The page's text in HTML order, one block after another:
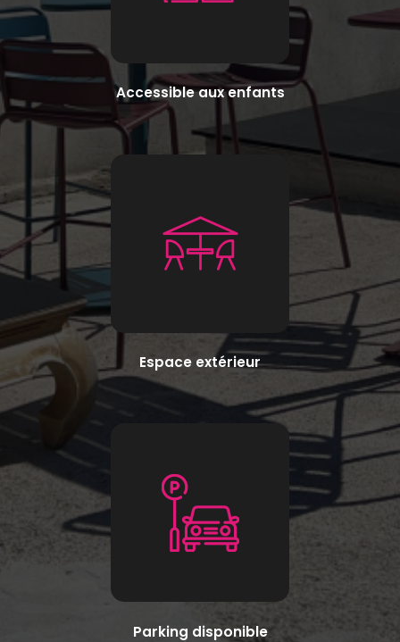
Accessible aux enfants
Espace extérieur
Parking disponible